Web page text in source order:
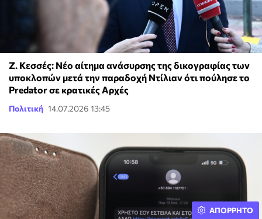
Z. Κεσσές: Νέο αίτημα ανάσυρσης της δικογραφίας των
υποκλοπών μετά την παραδοχή Ντίλιαν ότι πούλησε το
Predator σε κρατικές Αρχές
Πολιτική 14.07.2026 13:45
ΑΠΟΡΡΗΤΟ